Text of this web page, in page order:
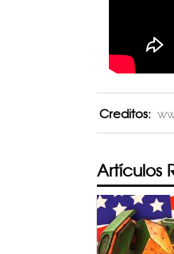
Creditos:
Artículos